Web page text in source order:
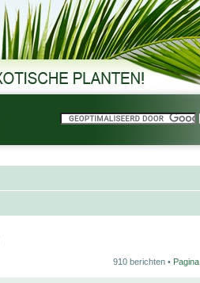
910 berichten • Pagina